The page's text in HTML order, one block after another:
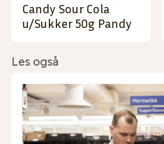
Candy Sour Cola
u/Sukker 50g Pandy
Les også